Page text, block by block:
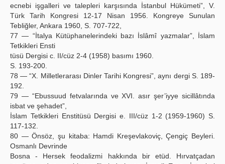
ecnebi işgalleri ve talepleri karşısında İstanbul Hükümeti”, V.
Türk Tarih Kongresi 12-17 Nisan 1956. Kongreye Sunulan
Tebliğler, Ankara 1960, S. 707-722,
77 — “İtalya Kütüphanelerindeki bazı İslâmî yazmalar”, İslam
Tetkikleri Ensti
tüsü Dergisi c. II/cüz 2-4 (1958) basımı 1960.
S. 193-200.
78 — “X. Milletlerarası Dinler Tarihi Kongresi”, aynı dergi S. 189-
192.
79 — “Ebussuud fetvalarında ve XVI. asır şer’iyye sicillâtında
isbat ve şehadet”,
İslam Tetkikleri Enstitüsü Dergisi e. III/cüz 1-2 (1959-1960) S.
117-132.
80 — Önsöz, şu kitaba: Hamdi Kreşevlakoviç, Çengiç Beyleri.
Osmanlı Devrinde
Bosna - Hersek feodalizmi hakkında bir etüd. Hırvatçadan